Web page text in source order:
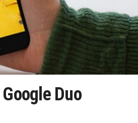
Duo